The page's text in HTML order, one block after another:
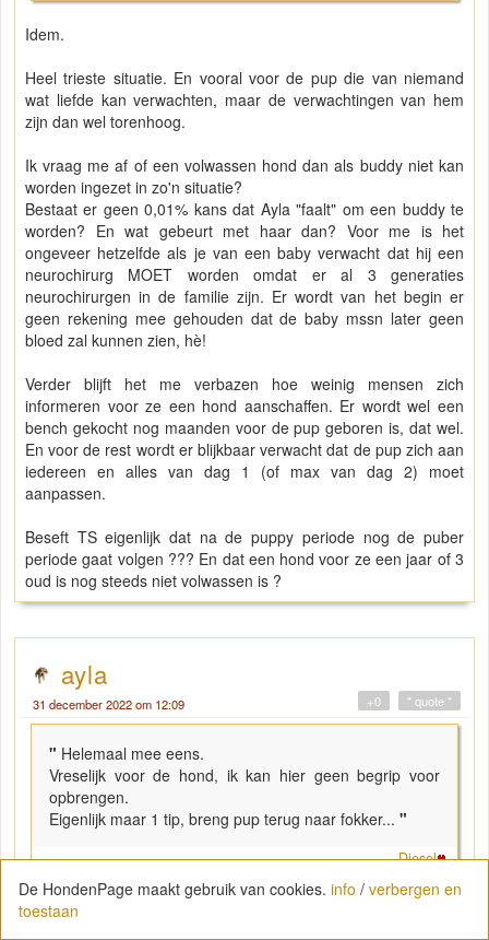
Idem.
Heel trieste situatie. En vooral voor de pup die van niemand
wat liefde kan verwachten, maar de verwachtingen van hem
zijn dan wel torenhoog.
Ik vraag me af of een volwassen hond dan als buddy niet kan
worden ingezet in zo'n situatie?
Bestaat er geen 0,01% kans dat Ayla "faalt" om een buddy te
worden? En wat gebeurt met haar dan? Voor me is het
ongeveer hetzelfde als je van een baby verwacht dat hij een
neurochirurg MOET worden omdat er al 3 generaties
neurochirurgen in de familie zijn. Er wordt van het begin er
geen rekening mee gehouden dat de baby mssn later geen
bloed zal kunnen zien, hè!
Verder blijft het me verbazen hoe weinig mensen zich
informeren voor ze een hond aanschaffen. Er wordt wel een
bench gekocht nog maanden voor de pup geboren is, dat wel.
En voor de rest wordt er blijkbaar verwacht dat de pup zich aan
iedereen en alles van dag 1 (of max van dag 2) moet
aanpassen.
Beseft TS eigenlijk dat na de puppy periode nog de puber
periode gaat volgen ??? En dat een hond voor ze een jaar of 3
oud is nog steeds niet volwassen is ?
ayla
31 december 2022 om 12:09 " quote "
+0
" Helemaal mee eens.
Vreselijk voor de hond, ik kan hier geen begrip voor
opbrengen.
Eigenlijk maar 1 tip, breng pup terug naar fokker... "
Diesel
Ik wilde eigenlijk niet reageren maar jullie doen echt net alsof
De HondenPage maakt gebruik van cookies. info / verbergen en
toestaan